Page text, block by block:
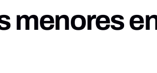
menores